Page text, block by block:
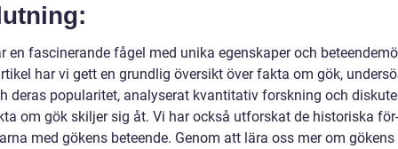
en fascinerande fågel med unika egenskaper och
har vi gett en grundlig översikt över fakta om gök,
deras popularitet, analyserat kvantitativ forskning och
om gök skiljer sig åt. Vi har också utforskat de historiska
med gökens beteende. Genom att lära oss mer om